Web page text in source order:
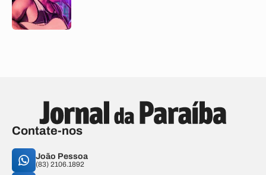
Contate-nos
João Pessoa
(83) 2106.1892